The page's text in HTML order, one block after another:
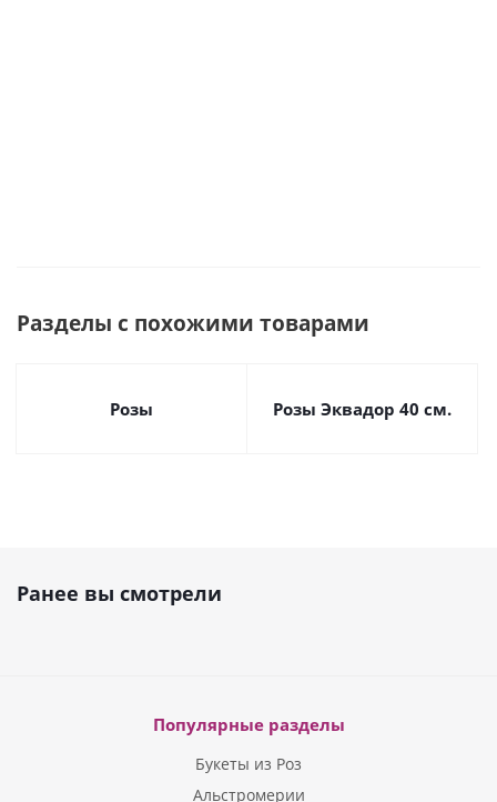
Разделы с похожими товарами
Розы Розы Эквадор 40 см.
Ранее вы смотрели
Популярные разделы
Букеты из Роз
Альстромерии